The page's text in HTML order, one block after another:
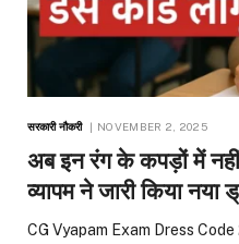
सरकारी नौकरी NOVEMBER 2, 2025
अब इन रंग के कपड़ों में नहीं
व्यापम ने जारी किया नया
CG Vyapam Exam Dress Code